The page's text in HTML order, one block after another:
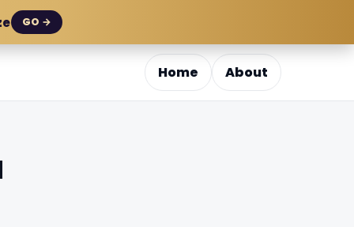
GO →
Home About